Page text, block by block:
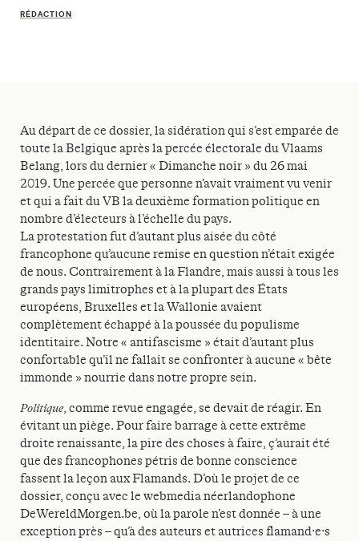
RÉDACTION
Au départ de ce dossier, la sidération qui s’est emparée de
toute la Belgique après la percée électorale du Vlaams
Belang, lors du dernier « Dimanche noir » du 26 mai
2019. Une percée que personne n’avait vraiment vu venir
et qui a fait du VB la deuxième formation politique en
nombre d’électeurs à l’échelle du pays.
La protestation fut d’autant plus aisée du côté
francophone qu’aucune remise en question n’était exigée
de nous. Contrairement à la Flandre, mais aussi à tous les
grands pays limitrophes et à la plupart des États
européens, Bruxelles et la Wallonie avaient
complètement échappé à la poussée du populisme
identitaire. Notre « antifascisme » était d’autant plus
confortable qu’il ne fallait se confronter à aucune « bête
immonde » nourrie dans notre propre sein.
Politique, comme revue engagée, se devait de réagir. En
évitant un piège. Pour faire barrage à cette extrême
droite renaissante, la pire des choses à faire, ç’aurait été
que des francophones pétris de bonne conscience
fassent la leçon aux Flamands. D’où le projet de ce
dossier, conçu avec le webmedia néerlandophone
DeWereldMorgen.be, où la parole n’est donnée – à une
exception près – qu’à des auteurs et autrices flamand·e·s